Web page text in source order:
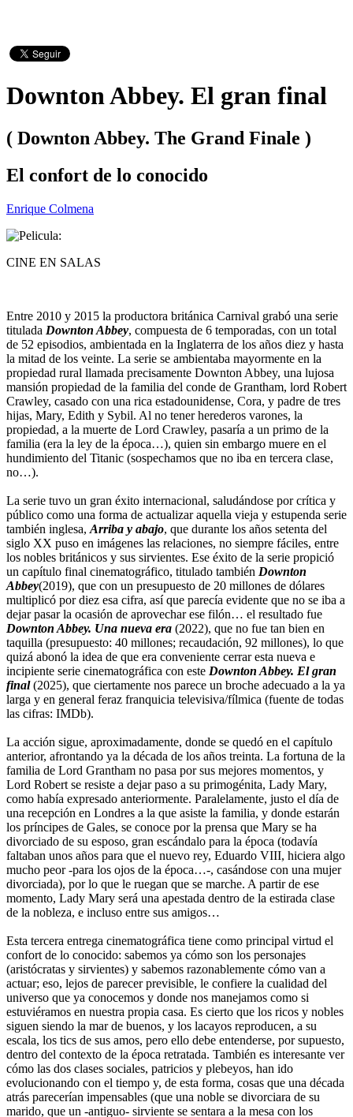
Downton Abbey. El gran final
( Downton Abbey. The Grand Finale )
El confort de lo conocido
Enrique Colmena
CINE EN SALAS
Entre 2010 y 2015 la productora británica Carnival grabó una serie
titulada Downton Abbey, compuesta de 6 temporadas, con un total
de 52 episodios, ambientada en la Inglaterra de los años diez y hasta
la mitad de los veinte. La serie se ambientaba mayormente en la
propiedad rural llamada precisamente Downton Abbey, una lujosa
mansión propiedad de la familia del conde de Grantham, lord Robert
Crawley, casado con una rica estadounidense, Cora, y padre de tres
hijas, Mary, Edith y Sybil. Al no tener herederos varones, la
propiedad, a la muerte de Lord Crawley, pasaría a un primo de la
familia (era la ley de la época…), quien sin embargo muere en el
hundimiento del Titanic (sospechamos que no iba en tercera clase,
no…).
La serie tuvo un gran éxito internacional, saludándose por crítica y
público como una forma de actualizar aquella vieja y estupenda serie
también inglesa, Arriba y abajo, que durante los años setenta del
siglo XX puso en imágenes las relaciones, no siempre fáciles, entre
los nobles británicos y sus sirvientes. Ese éxito de la serie propició
un capítulo final cinematográfico, titulado también Downton
Abbey(2019), que con un presupuesto de 20 millones de dólares
multiplicó por diez esa cifra, así que parecía evidente que no se iba a
dejar pasar la ocasión de aprovechar ese filón… el resultado fue
Downton Abbey. Una nueva era (2022), que no fue tan bien en
taquilla (presupuesto: 40 millones; recaudación, 92 millones), lo que
quizá abonó la idea de que era conveniente cerrar esta nueva e
incipiente serie cinematográfica con este Downton Abbey. El gran
final(2025), que ciertamente nos parece un broche adecuado a la ya
larga y en general feraz franquicia televisiva/fílmica (fuente de todas
las cifras: IMDb).
La acción sigue, aproximadamente, donde se quedó en el capítulo
anterior, afrontando ya la década de los años treinta. La fortuna de la
familia de Lord Grantham no pasa por sus mejores momentos, y
Lord Robert se resiste a dejar paso a su primogénita, Lady Mary,
como había expresado anteriormente. Paralelamente, justo el día de
una recepción en Londres a la que asiste la familia, y donde estarán
los príncipes de Gales, se conoce por la prensa que Mary se ha
divorciado de su esposo, gran escándalo para la época (todavía
faltaban unos años para que el nuevo rey, Eduardo VIII, hiciera algo
mucho peor -para los ojos de la época…-, casándose con una mujer
divorciada), por lo que le ruegan que se marche. A partir de ese
momento, Lady Mary será una apestada dentro de la estirada clase
de la nobleza, e incluso entre sus amigos…
Esta tercera entrega cinematográfica tiene como principal virtud el
confort de lo conocido: sabemos ya cómo son los personajes
(aristócratas y sirvientes) y sabemos razonablemente cómo van a
actuar; eso, lejos de parecer previsible, le confiere la cualidad del
universo que ya conocemos y donde nos manejamos como si
estuviéramos en nuestra propia casa. Es cierto que los ricos y nobles
siguen siendo la mar de buenos, y los lacayos reproducen, a su
escala, los tics de sus amos, pero ello debe entenderse, por supuesto,
dentro del contexto de la época retratada. También es interesante ver
cómo las dos clases sociales, patricios y plebeyos, han ido
evolucionando con el tiempo y, de esta forma, cosas que una década
atrás parecerían impensables (que una noble se divorciara de su
marido, que un -antiguo- sirviente se sentara a la mesa con los